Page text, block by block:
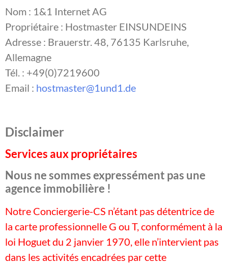
Nom : 1&1 Internet AG
Propriétaire : Hostmaster EINSUNDEINS
Adresse : Brauerstr. 48, 76135 Karlsruhe,
Allemagne
Tél. : +49(0)7219600
Email : hostmaster@1und1.de
Disclaimer
Services aux propriétaires
Nous ne sommes expressément pas une
agence immobilière !
Notre Conciergerie-CS n’étant pas détentrice de
la carte professionnelle G ou T, conformément à la
loi Hoguet du 2 janvier 1970, elle n’intervient pas
dans les activités encadrées par cette